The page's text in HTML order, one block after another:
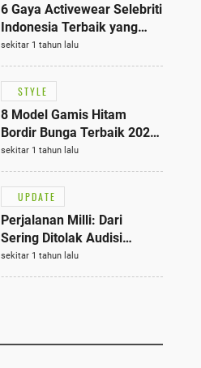
6 Gaya Activewear Selebriti
Indonesia Terbaik yang
Bisa Jadi Inspirasi
Fashionmu
sekitar 1 tahun lalu
STYLE
8 Model Gamis Hitam
Bordir Bunga Terbaik 2025,
Stylish untuk Hangout
hingga Acara Semi-Formal
sekitar 1 tahun lalu
UPDATE
Perjalanan Milli: Dari
Sering Ditolak Audisi
hingga Menjadi Rapper Top
10 Thailand
sekitar 1 tahun lalu